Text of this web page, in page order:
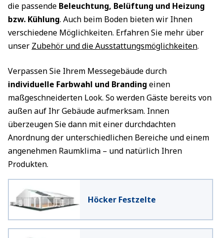
die passende Beleuchtung, Belüftung und Heizung
bzw. Kühlung. Auch beim Boden bieten wir Ihnen
verschiedene Möglichkeiten. Erfahren Sie mehr über
unser Zubehör und die Ausstattungsmöglichkeiten.
Verpassen Sie Ihrem Messegebäude durch
individuelle Farbwahl und Branding einen
maßgeschneiderten Look. So werden Gäste bereits von
außen auf Ihr Gebäude aufmerksam. Innen
überzeugen Sie dann mit einer durchdachten
Anordnung der unterschiedlichen Bereiche und einem
angenehmen Raumklima – und natürlich Ihren
Produkten.
Höcker Festzelte